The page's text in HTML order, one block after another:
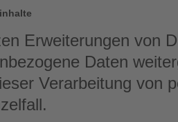
Erweiterungen von
Daten
Verarbeitung von